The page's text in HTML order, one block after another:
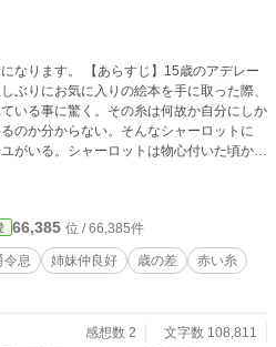
なります。 【あらすじ】15歳のアデレー
ぶりにお気に入りの絵本を手に取った際、
いる事に驚く。その糸は何故か自分にしか
のか分からない。そんなシャーロットに
がいる。シャーロットは物心付いた頃から
も後ろをくっ付いていた。しかし二人にあ
先方からは政略的な意味合いで、姉か妹の
う内容だった。父親からは姉とその次男の
ャーロット。しかし二人で伯爵家を訪れる
その次男の左手の小指に結ばれてい
66,385 位 / 66,385件
令息 姉妹仲良好 歳の差
赤い糸
感想数 2
文字数 108,811